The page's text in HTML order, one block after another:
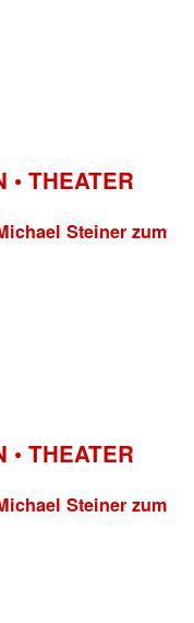
THEATER
Steiner zum
THEATER
Steiner zum